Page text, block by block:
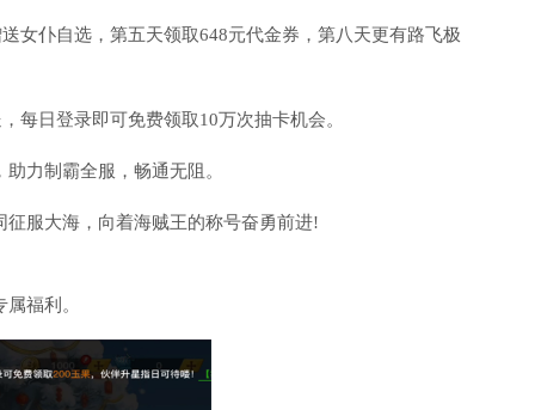
女仆自选，第五天领取648元代金券，第八天更有路飞极
每日登录即可免费领取10万次抽卡机会。
力制霸全服，畅通无阻。
服大海，向着海贼王的称号奋勇前进!
福利。